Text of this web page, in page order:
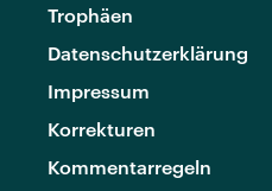
Trophäen
Datenschutzerklärung
Impressum
Korrekturen
Kommentarregeln